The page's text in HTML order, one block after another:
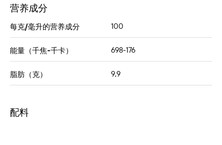
营养成分
每克/毫升的营养成分 100
能量（千焦-千卡） 698-176
脂肪（克） 9,9
配料